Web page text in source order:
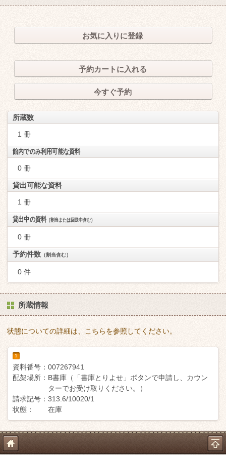
お気に入りに登録
予約カートに入れる
今すぐ予約
所蔵数
1 冊
館内でのみ利用可能な資料
0 冊
貸出可能な資料
1 冊
貸出中の資料（割当または回送中含む）
0 冊
予約件数 （割当含む）
0 件
所蔵情報
状態についての詳細は、こちらを参照してください。
1
資料番号： 007267941
配架場所： B書庫（「書庫とりよせ」ボタンで申請し、カウン
ターでお受け取りください。）
請求記号： 313.6/10020/1
状態：
在庫